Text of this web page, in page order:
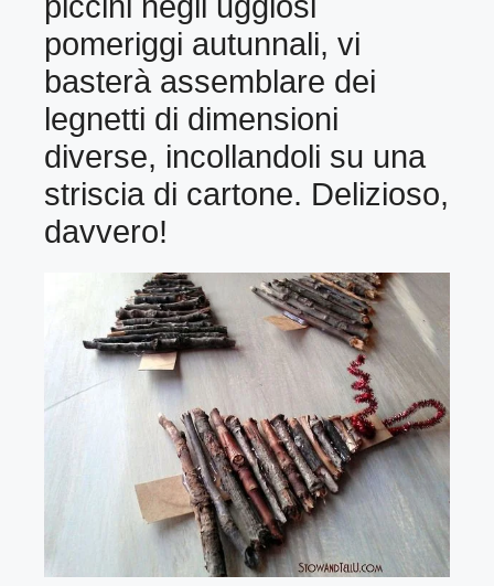
pomeriggi autunnali, vi
basterà assemblare dei
legnetti di dimensioni
diverse, incollandoli su una
striscia di cartone. Delizioso,
davvero!